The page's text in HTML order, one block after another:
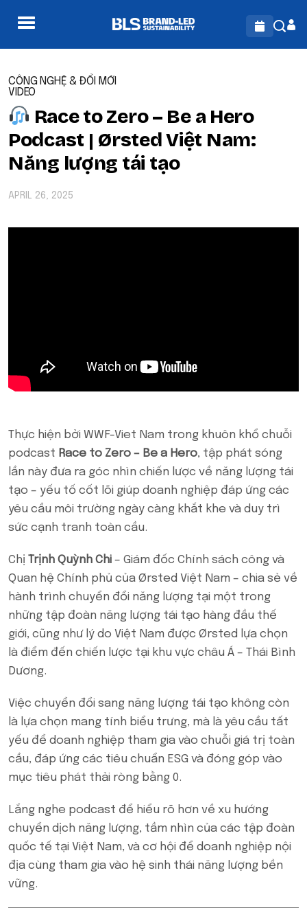
CÔNG NGHỆ & ĐỔI MỚI
VIDEO
Race to Zero – Be a Hero
Podcast | Ørsted Việt Nam:
Năng lượng tái tạo
APRIL 26, 2025
Thực hiện bởi WWF-Viet Nam trong khuôn khổ chuỗi
podcast Race to Zero – Be a Hero, tập phát sóng
lần này đưa ra góc nhìn chiến lược về năng lượng tái
tạo – yếu tố cốt lõi giúp doanh nghiệp đáp ứng các
yêu cầu môi trường ngày càng khắt khe và duy trì
sức cạnh tranh toàn cầu.
Chị Trịnh Quỳnh Chi – Giám đốc Chính sách công và
Quan hệ Chính phủ của Ørsted Việt Nam – chia sẻ về
hành trình chuyển đổi năng lượng tại một trong
những tập đoàn năng lượng tái tạo hàng đầu thế
giới, cũng như lý do Việt Nam được Ørsted lựa chọn
là điểm đến chiến lược tại khu vực châu Á – Thái Bình
Dương.
Việc chuyển đổi sang năng lượng tái tạo không còn
là lựa chọn mang tính biểu trưng, mà là yêu cầu tất
yếu để doanh nghiệp tham gia vào chuỗi giá trị toàn
cầu, đáp ứng các tiêu chuẩn ESG và đóng góp vào
mục tiêu phát thải ròng bằng 0.
Lắng nghe podcast để hiểu rõ hơn về xu hướng
chuyển dịch năng lượng, tầm nhìn của các tập đoàn
quốc tế tại Việt Nam, và cơ hội để doanh nghiệp nội
địa cùng tham gia vào hệ sinh thái năng lượng bền
vững.